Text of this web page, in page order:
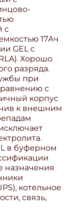
с
17Ач
GEL с
Хорошо
разряда.
при
с
корпус
к внешним
в буферном
назначения
котельное
связь,